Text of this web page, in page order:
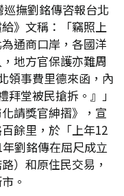
撫劉銘傳咨報台北
》文稱：「竊照上
通商口岸，各國洋
地方官保護亦難周
領事費里德來函，內
堂被民搶拆。』」
請獎官紳摺》，宣
餘里，於「上年12
劉銘傳在屈尺成立
）和原住民交易，
。